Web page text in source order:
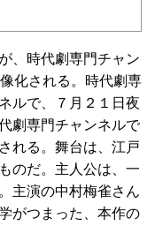
、時代劇専門チャン
化される。時代劇専
ルで、７月２１日夜
劇専門チャンネルで
れる。舞台は、江戸
のだ。主人公は、一
主演の中村梅雀さん
がつまった、本作の